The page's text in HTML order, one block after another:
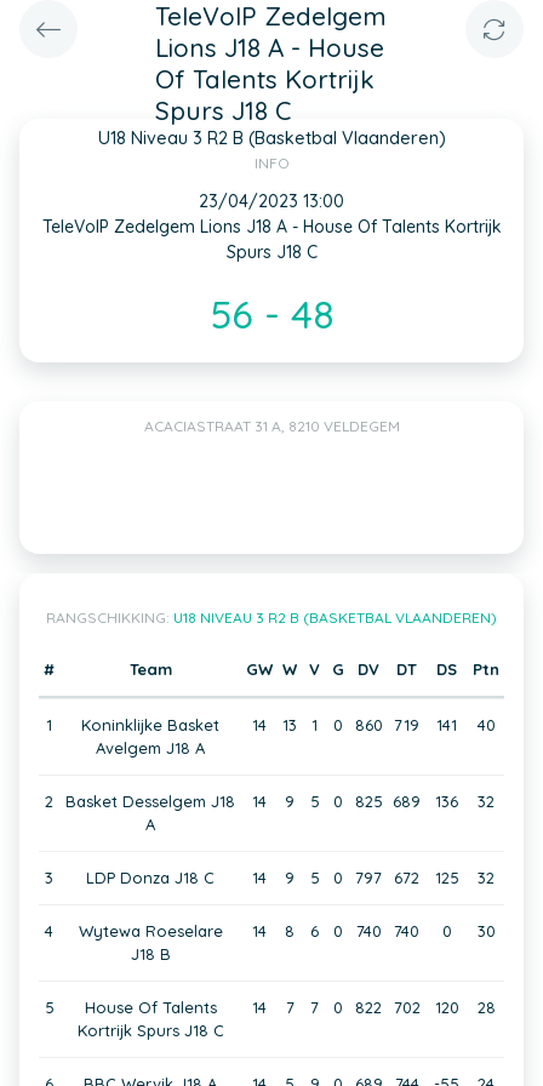
TeleVoIP Zedelgem
Lions J18 A - House
Of Talents Kortrijk
Spurs J18 C
U18 Niveau 3 R2 B (Basketbal Vlaanderen)
INFO
23/04/2023 13:00
TeleVoIP Zedelgem Lions J18 A - House Of Talents Kortrijk
Spurs J18 C
56 - 48
ACACIASTRAAT 31 A, 8210 VELDEGEM
RANGSCHIKKING: U18 NIVEAU 3 R2 B (BASKETBAL VLAANDEREN)
# Team GW W V G DV DT DS Ptn
1
Koninklijke Basket
Avelgem J18 A
14 13 1 0 860 719 141 40
2
Basket Desselgem J18
A
14 9 5 0 825 689 136 32
3 LDP Donza J18 C 14 9 5 0 797 672 125 32
4
Wytewa Roeselare
J18 B
14 8 6 0 740 740 0 30
5
House Of Talents
Kortrijk Spurs J18 C
14 7 7 0 822 702 120 28